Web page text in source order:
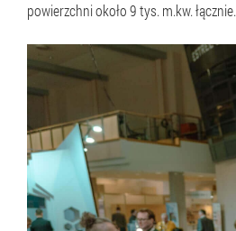
powierzchni około 9 tys. m.kw. łącznie.